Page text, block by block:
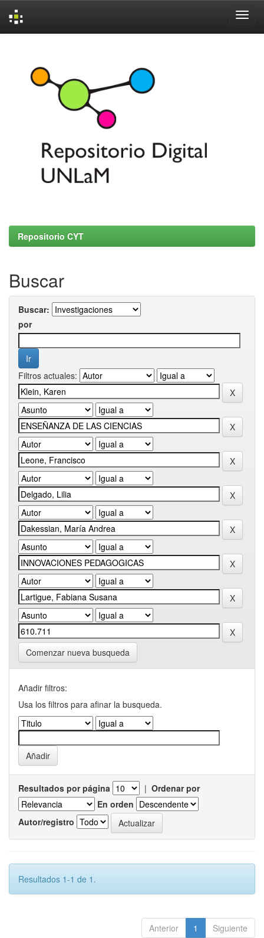
Repositorio CYT
Buscar
Buscar:
por
Filtros actuales:
Comenzar nueva busqueda
Añadir filtros:
Usa los filtros para afinar la busqueda.
Resultados por página | Ordenar por
En orden
Autor/registro
Resultados 1-1 de 1.
Anterior 1 Siguiente